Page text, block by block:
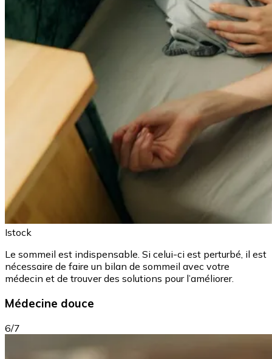
Istock
Le sommeil est indispensable. Si celui-ci est perturbé, il est
nécessaire de faire un bilan de sommeil avec votre
médecin et de trouver des solutions pour l’améliorer.
Médecine douce
6/7